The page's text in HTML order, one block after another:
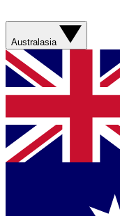
Australasia